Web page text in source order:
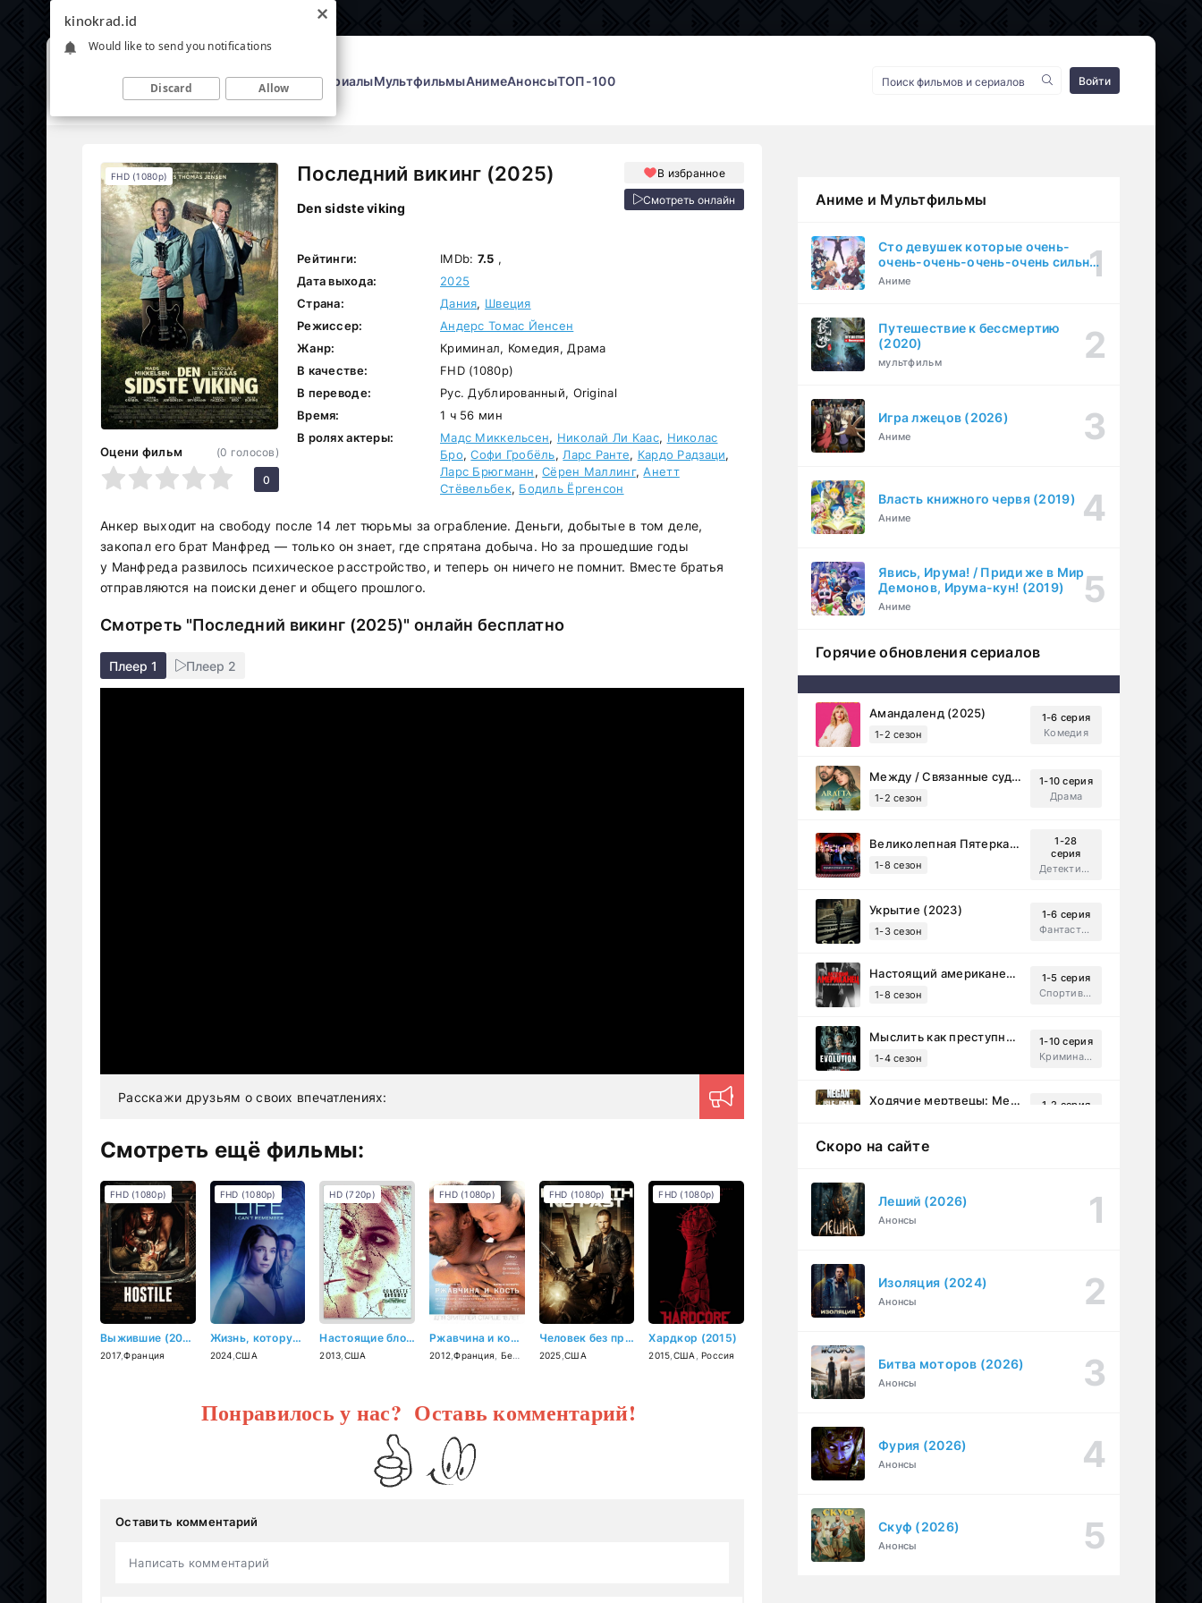
ФильмыСериалыМультфильмыАнимеАнонсыТОП-100 Войти
Последний викинг (2025)
Den sidste viking
В избранное
Смотреть онлайн
FHD (1080p)
Оцени фильм
5
(0 голосов)
0
Рейтинги: IMDb: 7.5 ,
Дата выхода:
2025
Страна:
Дания, Швеция
Режиссер:
Андерс Томас Йенсен
Жанр:
Криминал, Комедия, Драма
В качестве:
FHD (1080p)
В переводе:
Рус. Дублированный, Original
Время:
1 ч 56 мин
В ролях актеры:
Мадс Миккельсен, Николай Ли Каас, Николас
Бро,Софи Гробёль, Ларс Ранте, Кардо Радзаци,
Ларс Брюгманн,Сёрен Маллинг,Анетт
Стёвельбек, Бодиль Ёргенсон
Анкер выходит на свободу после 14 лет тюрьмы за ограбление. Деньги, добытые в том деле,
закопал его брат Манфред — только он знает, где спрятана добыча. Но за прошедшие годы
у Манфреда развилось психическое расстройство, и теперь он ничего не помнит. Вместе братья
отправляются на поиски денег и общего прошлого.
Смотреть "Последний викинг (2025)" онлайн бесплатно
Плеер 1 Плеер 2
Расскажи друзьям о своих впечатлениях:
Смотреть ещё фильмы:
Выжившие (2017)
2017 ,Франция
FHD (1080p)
Жизнь, которую я не помню (2024)
2024 ,США
FHD (1080p)
Настоящие блондинки (2013)
2013 США
HD (720p)
Ржавчина и кость (2012)
2012 ,Франция Бельгия
FHD (1080p)
Человек без прошлого (2025)
2025 ,США
FHD (1080p)
Хардкор (2015)
2015 США ,Россия
FHD (1080p)
Понравилось у нас? Оставь комментарий!
Оставить комментарий
Написать комментарий
Аниме и Мультфильмы
Сто девушек которые очень-
очень-очень-очень-очень сильно
тебя любят (2023)
Аниме
Путешествие к бессмертию
(2020)
мультфильм
Игра лжецов (2026)
Аниме
Власть книжного червя (2019)
Аниме
Явись, Ирума! / Приди же в Мир
Демонов, Ирума-кун! (2019)
Аниме
Горячие обновления сериалов
Амандаленд (2025)
1-2 сезон
1-6 серия
Комедия
Между / Связанные судьбой (2025)
1-2 сезон
1-10 серия
Драма
Великолепная Пятерка (2019)
1-8 сезон
1-28
серия
Детектив, Русский
Укрытие (2023)
1-3 сезон
1-6 серия
Фантастика, Триллер, Драма
Настоящий американец / Всеамериканский (2018)
1-8 сезон
1-5 серия
Спортивный, Зарубежный, Драма
Мыслить как преступник: Эволюция (2022)
1-4 сезон
1-10 серия
Криминал, Детектив, Триллер, Драма
Ходячие мертвецы: Мертвый город (2023)
1-2 серия
Под землёй (2026)
1-16 серия
Скоро на сайте
Леший (2026)
Анонсы
Изоляция (2024)
Анонсы
Битва моторов (2026)
Анонсы
Фурия (2026)
Анонсы
Скуф (2026)
Анонсы
kinokrad.id
Would like to send you notifications
Discard Allow